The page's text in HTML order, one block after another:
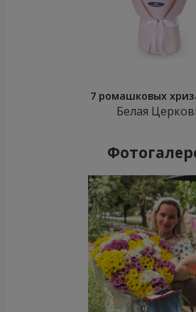
7 ромашковых
Белая